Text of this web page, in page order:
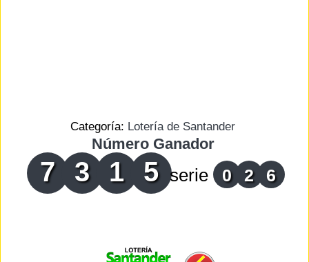
Categoría: Lotería de Santander
Número Ganador
7 3 1 5 serie 0 2 6